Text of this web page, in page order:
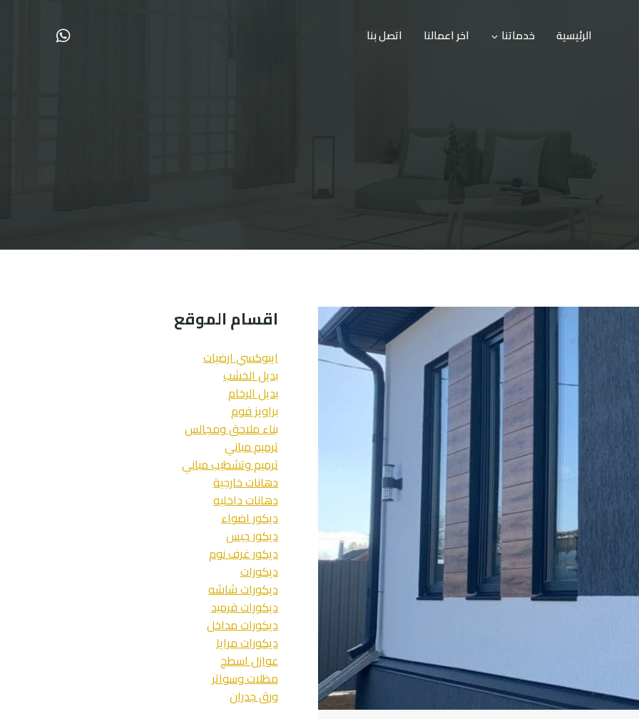
الرئيسية خدماتنا اخر اعمالنا اتصل بنا
اقسام الموقع
ايبوكسي ارضيات
بديل الخشب
بديل الرخام
براويز فوم
بناء ملاحق ومجالس
ترميم مباني
ترميم وتشطيب مباني
دهانات خارجية
دهانات داخليه
ديكور اضواء
ديكور جبس
ديكور غرف نوم
ديكورات
ديكورات شاشه
ديكورات قرميد
ديكورات مداخل
ديكورات مرايا
عوازل اسطح
مظلات وسواتر
ورق جدران